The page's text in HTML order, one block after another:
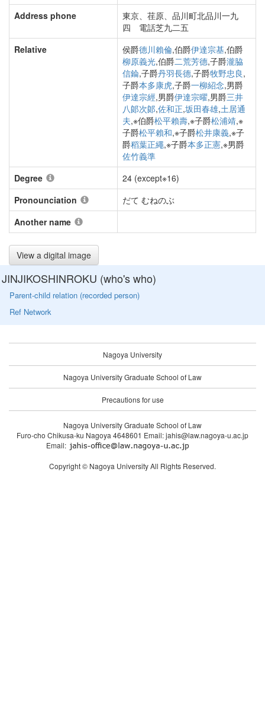
Address phone
東京、荏原、品川町北品川一九
四 電話芝九二五
Relative
侯爵德川賴倫,伯爵伊達宗基,伯爵
柳原義光,伯爵二荒芳德,子爵瀧脇
信錀,子爵丹羽長德,子爵牧野忠良,
子爵本多康虎,子爵一柳紹念,男爵
伊達宗經,男爵伊達宗曜,男爵三井
八郞次郞,佐和正,坂田春雄,土居通
夫,※伯爵松平賴壽,※子爵松浦靖,※
子爵松平賴和,※子爵松井康義,※子
爵稻葉正繩,※子爵本多正憲,※男爵
佐竹義準
Degree
24 (except※16)
Pronounciation
だて むねのぶ
Another name
View a digital image
JINJIKOSHINROKU (who's who)
Parent-child relation (recorded person)
Ref Network
Nagoya University
Nagoya University Graduate School of Law
Precautions for use
Nagoya University Graduate School of Law
Furo-cho Chikusa-ku Nagoya 4648601 Email: jahis@law.nagoya-u.ac.jp
Email:
Copyright © Nagoya University All Rights Reserved.